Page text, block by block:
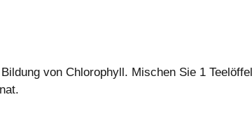
von Chlorophyll. Mischen Sie 1 Teelöffel